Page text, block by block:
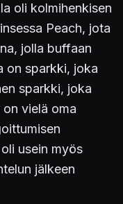
oli kolmihenkisen
Peach, jota
jolla buffaan
on sparkki, joka
sparkki, joka
vielä oma
usein myös
jälkeen